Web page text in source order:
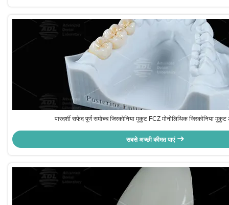
पारदर्शी सफेद पूर्ण समोच्च जिरकोनिया मुकुट FCZ मोनोलिथिक जिरकोनिया
सबसे अच्छी कीमत पाएं